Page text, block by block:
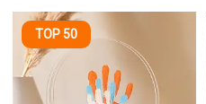
TOP 50